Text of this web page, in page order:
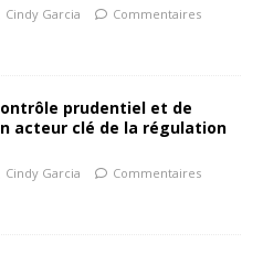
Cindy Garcia
Commentaires
prudentiel et de
acteur clé de la régulation
Cindy Garcia
Commentaires